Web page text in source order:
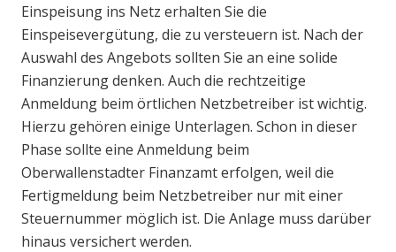
Einspeisung ins Netz erhalten Sie die
Einspeisevergütung, die zu versteuern ist. Nach der
Auswahl des Angebots sollten Sie an eine solide
Finanzierung denken. Auch die rechtzeitige
Anmeldung beim örtlichen Netzbetreiber ist wichtig.
Hierzu gehören einige Unterlagen. Schon in dieser
Phase sollte eine Anmeldung beim
Oberwallenstadter Finanzamt erfolgen, weil die
Fertigmeldung beim Netzbetreiber nur mit einer
Steuernummer möglich ist. Die Anlage muss darüber
hinaus versichert werden.